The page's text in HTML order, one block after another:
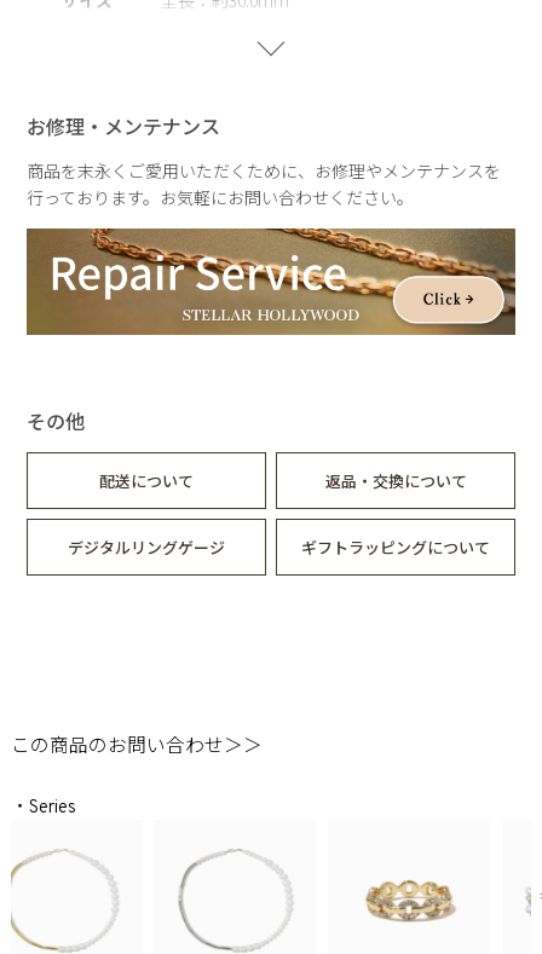
金属製のアクセサリーに含まれるニッケルで引き起こるアレル
ギーを防ぐために、ニッケルをほぼ含まずに作られた素材を指
※サージカルステンレス
医療用器具に使われている合金です。 表面が特殊な膜で覆わ
れており、皮膚や汗に触れてもイオン化して溶け出しにくい素
材を指します。
重さ
重さ：約5.5g（片耳）
（淡水パールの為、全長、重さに個体差あ
り）
お修理・メンテナンス
商品を末永くご愛用いただくために、お修理やメンテナンスを
行っております。お気軽にお問い合わせください。
その他
配送について 返品・交換について
デジタルリングゲージ ギフトラッピングについて
この商品のお問い合わせ＞＞
・Series